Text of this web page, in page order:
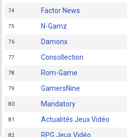
74 Factor News
75 N-Gamz
76 Damonx
77 Consollection
78 Rom-Game
79 GamersNine
80 Mandatory
81 Actualités Jeux Vidéo
82 RPG Jeux Vidéo